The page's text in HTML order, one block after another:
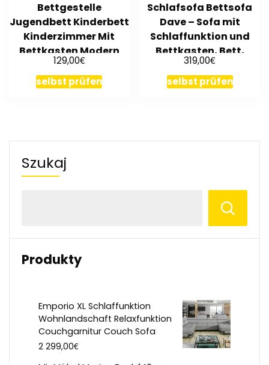
Bettgestelle
Jugendbett Kinderbett
Kinderzimmer Mit
Bettkasten Modern
Calbe 46
129,00€
selbst prüfen
Schlafsofa Bettsofa
Dave – Sofa mit
Schlaffunktion und
Bettkasten, Bett,
Farbauswahl
319,00€
selbst prüfen
Szukaj
Produkty
Emporio XL Schlaffunktion
Wohnlandschaft Relaxfunktion
Couchgarnitur Couch Sofa
2 299,00€